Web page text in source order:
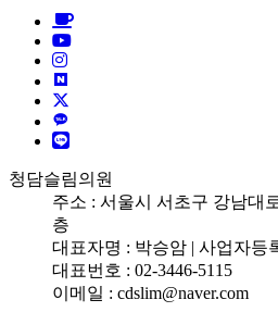
Cafe
Youtube
Instagram
청담슬림의원
주소 : 서울시 서초구 강남대
층
대표자명 : 박승암 | 사업자등
대표번호 : 02-3446-5115
이메일 : cdslim@naver.com